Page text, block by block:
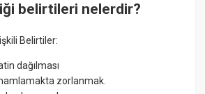
belirtileri nelerdir?
Belirtiler:
dağılması
zorlanmak.